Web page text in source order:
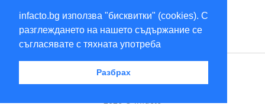
infacto.bg използва "бисквитки" (cookies). С
разглеждането на нашето съдържание се
съгласявате с тяхната употреба
РазбрахRSS
2026 © infacto